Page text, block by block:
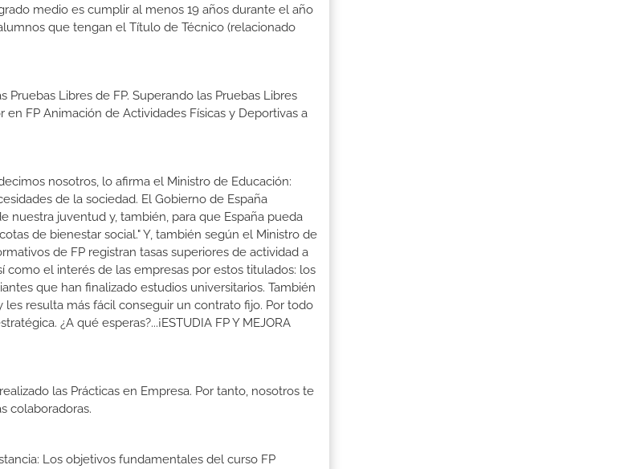
medio es cumplir al menos 19 años durante el año
que tengan el Título de Técnico (relacionado
Libres de FP. Superando las Pruebas Libres
FP Animación de Actividades Físicas y Deportivas a
nosotros, lo afirma el Ministro de Educación:
de la sociedad. El Gobierno de España
nuestra juventud y, también, para que España pueda
de bienestar social." Y, también según el Ministro de
de FP registran tasas superiores de actividad a
como el interés de las empresas por estos titulados: los
que han finalizado estudios universitarios. También
resulta más fácil conseguir un contrato fijo. Por todo
¿A qué esperas?...¡ESTUDIA FP Y MEJORA
las Prácticas en Empresa. Por tanto, nosotros te
colaboradoras.
Los objetivos fundamentales del curso FP